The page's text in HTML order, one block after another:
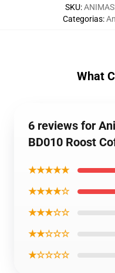
SKU:
Categorias:
What
6 reviews for
BD010 Roost
★★★★★
★★★★☆
★★★☆☆
★★☆☆☆
★☆☆☆☆